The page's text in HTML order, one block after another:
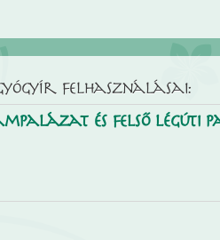
felhasználásai:
és felső légúti